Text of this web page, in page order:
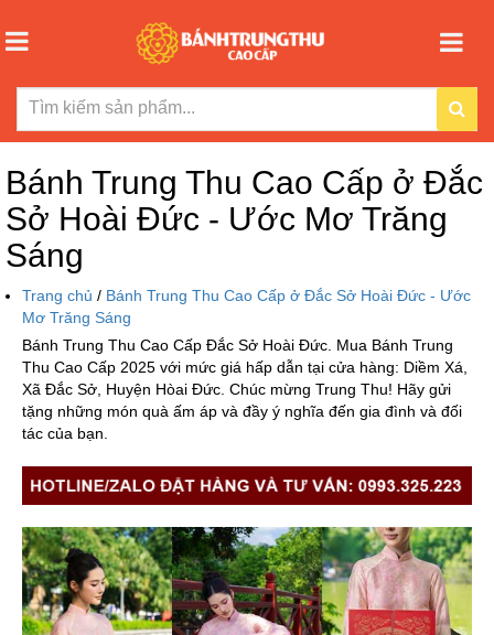
Bánh Trung Thu Cao Cấp ở Đắc
Sở Hoài Đức - Ước Mơ Trăng
Sáng
Trang chủ / Bánh Trung Thu Cao Cấp ở Đắc Sở Hoài Đức - Ước
Mơ Trăng Sáng
Bánh Trung Thu Cao Cấp Đắc Sở Hoài Đức. Mua Bánh Trung
Thu Cao Cấp 2025 với mức giá hấp dẫn tại cửa hàng: Diềm Xá,
Xã Đắc Sở, Huyện Hòai Đức. Chúc mừng Trung Thu! Hãy gửi
tặng những món quà ấm áp và đầy ý nghĩa đến gia đình và đối
tác của bạn.